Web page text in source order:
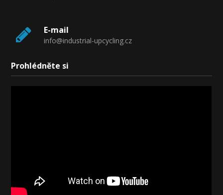
E-mail
info@industrial-upcycling.cz
Prohlédněte si